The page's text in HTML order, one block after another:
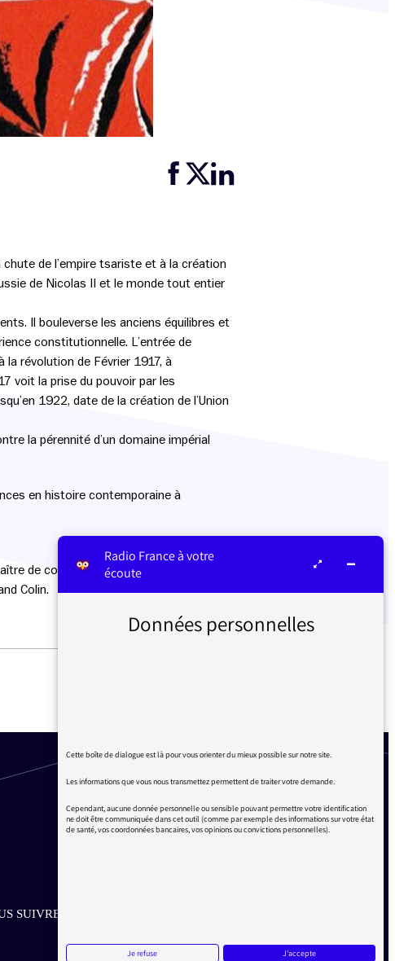
de l’empire tsariste et à la création
de Nicolas II et le monde tout entier
Il bouleverse les anciens équilibres et
constitutionnelle. L’entrée de
la révolution de Février 1917, à
voit la prise du pouvoir par les
1922, date de la création de l’Union
la pérennité d’un domaine impérial
en histoire contemporaine à
de conférence à l’Université Rennes 2,
Colin.
SUIVRE SUR LES RÉSEAUX
Aller sur la page Facebook de la Médiatrice
Aller sur la page Twitter de la Médiatrice
Aller sur la page Instagram de la Médiatrice
Radio France à votre
écoute
Données personnelles
Cette boîte de dialogue est là pour vous orienter du mieux possible sur notre site.
Les informations que vous nous transmettez permettent de traiter votre demande.
Cependant, aucune donnée personnelle ou sensible pouvant permettre votre identification
ne doit être communiquée dans cet outil (comme par exemple des informations sur votre état
de santé, vos coordonnées bancaires, vos opinions ou convictions personnelles).
Je refuse J'accepte